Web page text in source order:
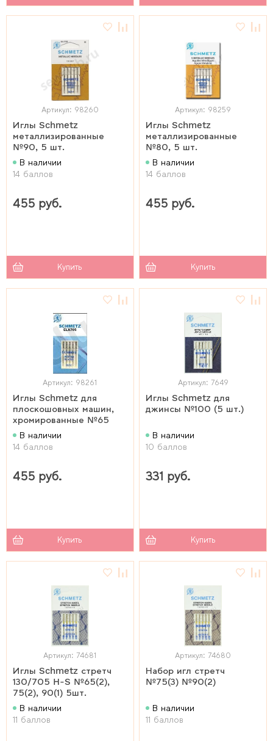
Артикул: 98260
Иглы Schmetz
металлизированные
№90, 5 шт.
В наличии
14 баллов
455 руб.
Купить
Артикул: 98259
Иглы Schmetz
металлизированные
№80, 5 шт.
В наличии
14 баллов
455 руб.
Купить
Артикул: 98261
Иглы Schmetz для
плоскошовных машин,
хромированные №65
В наличии
14 баллов
455 руб.
Купить
Артикул: 7649
Иглы Schmetz для
джинсы №100 (5 шт.)
В наличии
10 баллов
331 руб.
Купить
Артикул: 74681
Иглы Schmetz стретч
130/705 H-S №65(2),
75(2), 90(1) 5шт.
В наличии
11 баллов
Артикул: 74680
Набор игл стретч
№75(3) №90(2)
В наличии
11 баллов